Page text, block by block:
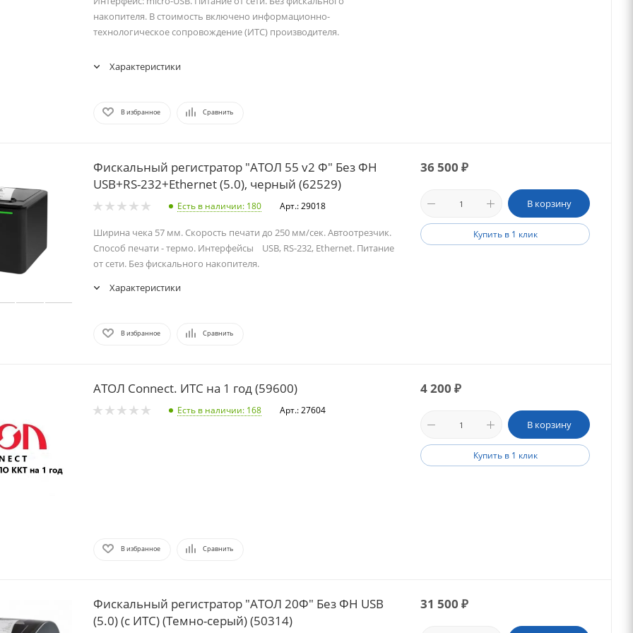
накопителя. В стоимость включено информационно-
технологическое сопровождение (ИТС) производителя.
Характеристики
В избранное Сравнить
Фискальный регистратор "АТОЛ 55 v2 Ф" Без ФН
USB+RS-232+Ethernet (5.0), черный (62529)
Есть в наличии: 180 Арт.: 29018
Ширина чека 57 мм. Скорость печати до 250 мм/сек. Автоотрезчик.
Способ печати - термо. Интерфейсы USB, RS-232, Ethernet. Питание
от сети. Без фискального накопителя.
Характеристики
В избранное Сравнить
36 500 ₽
В корзину
Купить в 1 клик
АТОЛ Connect. ИТС на 1 год (59600)
Есть в наличии: 168 Арт.: 27604
В избранное Сравнить
4 200 ₽
В корзину
Купить в 1 клик
Фискальный регистратор "АТОЛ 20Ф" Без ФН USB
(5.0) (с ИТС) (Темно-серый) (50314)
31 500 ₽